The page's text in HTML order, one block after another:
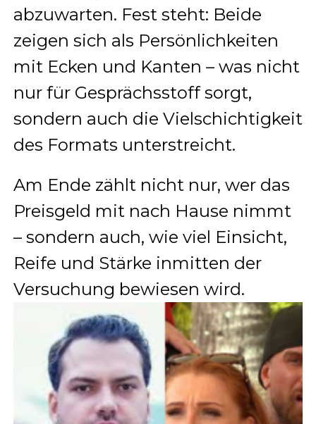
abzuwarten. Fest steht: Beide
zeigen sich als Persönlichkeiten
mit Ecken und Kanten – was nicht
nur für Gesprächsstoff sorgt,
sondern auch die Vielschichtigkeit
des Formats unterstreicht.
Am Ende zählt nicht nur, wer das
Preisgeld mit nach Hause nimmt
– sondern auch, wie viel Einsicht,
Reife und Stärke inmitten der
Versuchung bewiesen wird.